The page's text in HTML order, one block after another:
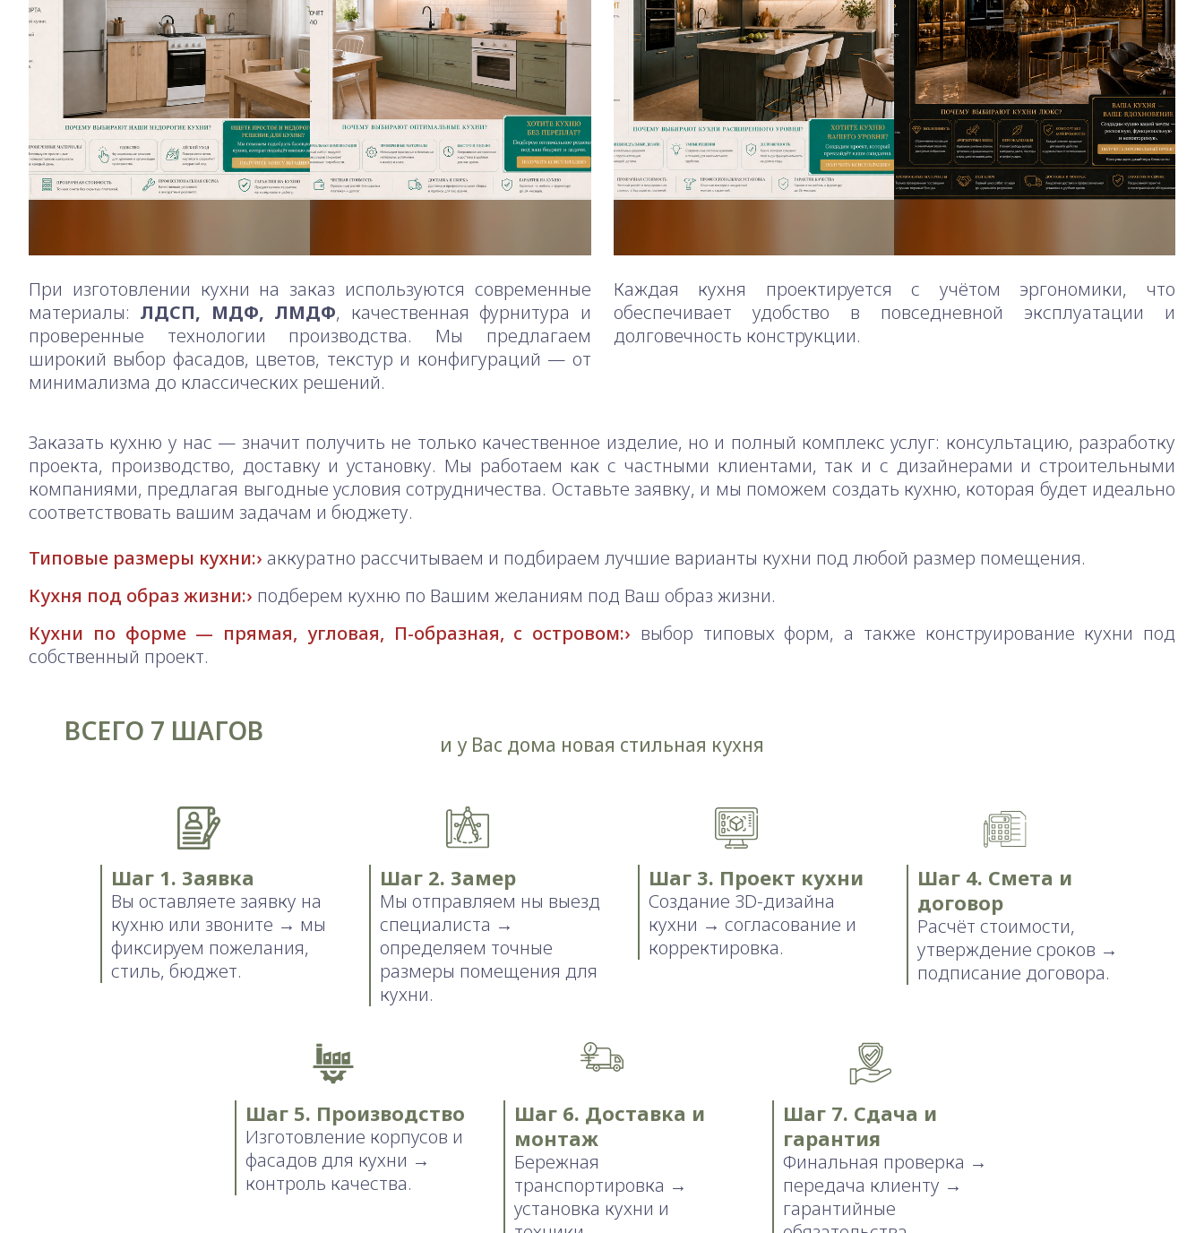
При изготовлении кухни на заказ используются современные
материалы: ЛДСП, МДФ, ЛМДФ, качественная фурнитура и
проверенные технологии производства. Мы предлагаем
широкий выбор фасадов, цветов, текстур и конфигураций — от
минимализма до классических решений.
Каждая кухня проектируется с учётом эргономики, что
обеспечивает удобство в повседневной эксплуатации и
долговечность конструкции.
Заказать кухню у нас — значит получить не только качественное изделие, но и полный комплекс услуг: консультацию, разработку
проекта, производство, доставку и установку. Мы работаем как с частными клиентами, так и с дизайнерами и строительными
компаниями, предлагая выгодные условия сотрудничества. Оставьте заявку, и мы поможем создать кухню, которая будет идеально
соответствовать вашим задачам и бюджету.
Типовые размеры кухни: аккуратно рассчитываем и подбираем лучшие варианты кухни под любой размер помещения.
Кухня под образ жизни: подберем кухню по Вашим желаниям под Ваш образ жизни.
Кухни по форме — прямая, угловая, П-образная, с островом:
выбор типовых форм, а также конструирование кухни под
собственный проект.
ВСЕГО 7 ШАГОВ и у Вас дома новая стильная кухня
Шаг 1. Заявка
Вы оставляете заявку на
кухню или звоните → мы
фиксируем пожелания,
стиль, бюджет.
Шаг 2. Замер
Мы отправляем ны выезд
специалиста →
определяем точные
размеры помещения для
кухни.
Шаг 3. Проект кухни
Создание 3D-дизайна
кухни → согласование и
корректировка.
Шаг 4. Смета и
договор
Расчёт стоимости,
утверждение сроков →
подписание договора.
Шаг 5. Производство
Изготовление корпусов и
фасадов для кухни →
контроль качества.
Шаг 6. Доставка и
монтаж
Бережная
транспортировка →
установка кухни и
Шаг 7. Сдача и
гарантия
Финальная проверка →
передача клиенту →
гарантийные